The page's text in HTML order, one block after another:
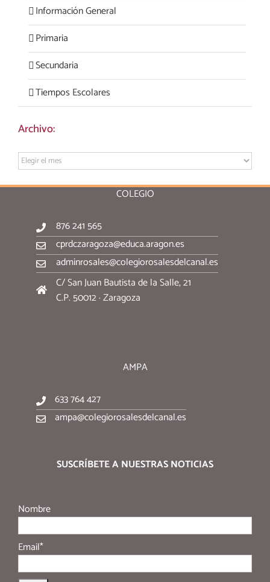
Información General
Primaria
Secundaria
Tiempos Escolares
Archivo:
Archivo:
COLEGIO
876 241 565
cprdczaragoza@educa.aragon.es
adminrosales@colegiorosalesdelcanal.es
C/ San Juan Bautista de la Salle, 21
C.P. 50012 · Zaragoza
AMPA
633 764 427
ampa@colegiorosalesdelcanal.es
SUSCRÍBETE A NUESTRAS NOTICIAS
Nombre
Email*